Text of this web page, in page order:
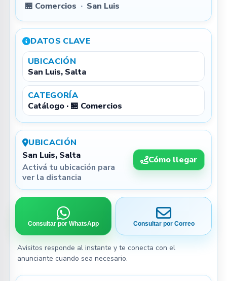
🏪 Comercios · San Luis
DATOS CLAVE
UBICACIÓN
San Luis, Salta
CATEGORÍA
Catálogo · 🏪 Comercios
UBICACIÓN
San Luis, Salta
Activá tu ubicación para
ver la distancia
Cómo llegar
Consultar por WhatsApp Consultar por Correo
Avisitos responde al instante y te conecta con el
anunciante cuando sea necesario.